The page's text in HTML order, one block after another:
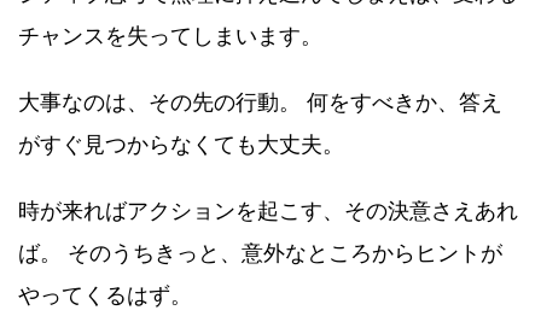
チャンスを失ってしまいます。
大事なのは、その先の行動。 何をすべきか、答え
がすぐ見つからなくても大丈夫。
時が来ればアクションを起こす、その決意さえあれ
ば。 そのうちきっと、意外なところからヒントが
やってくるはず。